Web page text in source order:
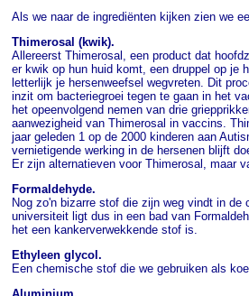
Als we naar de ingrediënten kijken zien we
Thimerosal (kwik).
Allereerst Thimerosal, een product dat
er kwik op hun huid komt, een druppel op je
letterlijk je hersenweefsel wegvreten. Dit
inzit om bacteriegroei tegen te gaan in het
het opeenvolgend nemen van drie
aanwezigheid van Thimerosal in vaccins.
jaar geleden 1 op de 2000 kinderen aan
vernietigende werking in de hersenen blijft
Er zijn alternatieven voor Thimerosal, maar
Formaldehyde.
Nog zo'n bizarre stof die zijn weg vindt in
universiteit ligt dus in een bad van
het een kankerverwekkende stof is.
Ethyleen glycol.
Een chemische stof die we gebruiken als